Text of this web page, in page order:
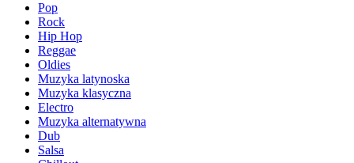
Pop
Rock
Hip Hop
Reggae
Oldies
Muzyka latynoska
Muzyka klasyczna
Electro
Muzyka alternatywna
Dub
Salsa